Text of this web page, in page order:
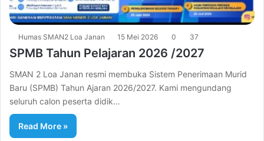
Humas SMAN2 Loa Janan 15 Mei 2026 0 37
SPMB Tahun Pelajaran 2026 /2027
SMAN 2 Loa Janan resmi membuka Sistem Penerimaan Murid
Baru (SPMB) Tahun Ajaran 2026/2027. Kami mengundang
seluruh calon peserta didik…
Read More »